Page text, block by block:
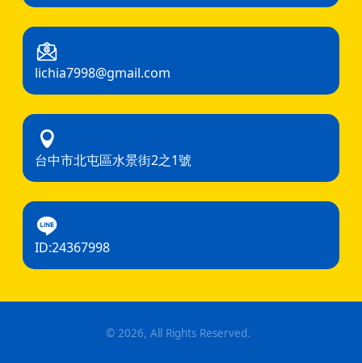
lichia7998@gmail.com
台中市北屯區水景街2之1號
ID:24367998
© 2026, All Rights Reserved.